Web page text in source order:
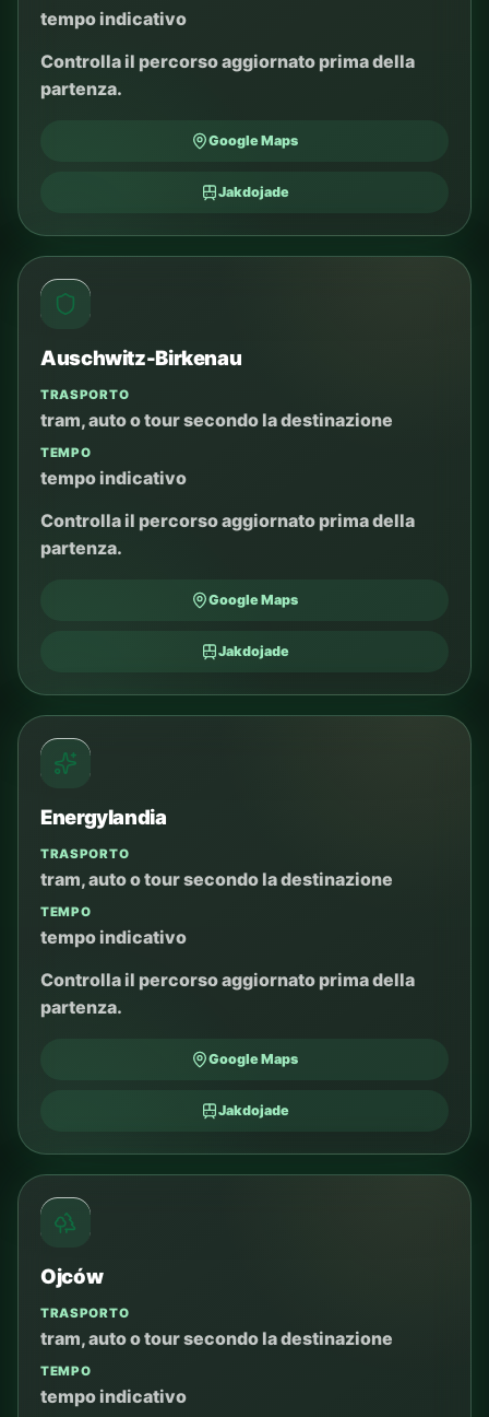
tempo indicativo
Controlla il percorso aggiornato prima della
partenza.
Google Maps
Jakdojade
Auschwitz-Birkenau
TRASPORTO
tram, auto o tour secondo la destinazione
TEMPO
tempo indicativo
Controlla il percorso aggiornato prima della
partenza.
Google Maps
Jakdojade
Energylandia
TRASPORTO
tram, auto o tour secondo la destinazione
TEMPO
tempo indicativo
Controlla il percorso aggiornato prima della
partenza.
Google Maps
Jakdojade
Ojców
TRASPORTO
tram, auto o tour secondo la destinazione
TEMPO
tempo indicativo